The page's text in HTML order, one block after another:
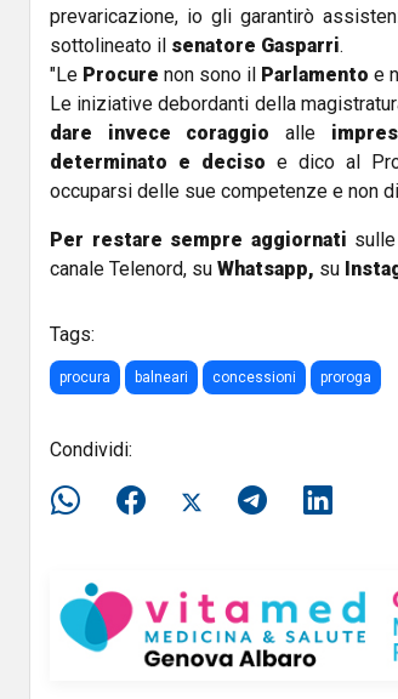
prevaricazione, io gli garantirò
sottolineato il senatore Gasparri.
"Le Procure non sono il Parlamento e
Le iniziative debordanti della
dare invece coraggio alle
determinato e deciso e dico al
occuparsi delle sue competenze e non di
Per restare sempre aggiornati
canale Telenord, su Whatsapp, su
Tags:
procura balneari concessioni proroga
Condividi: